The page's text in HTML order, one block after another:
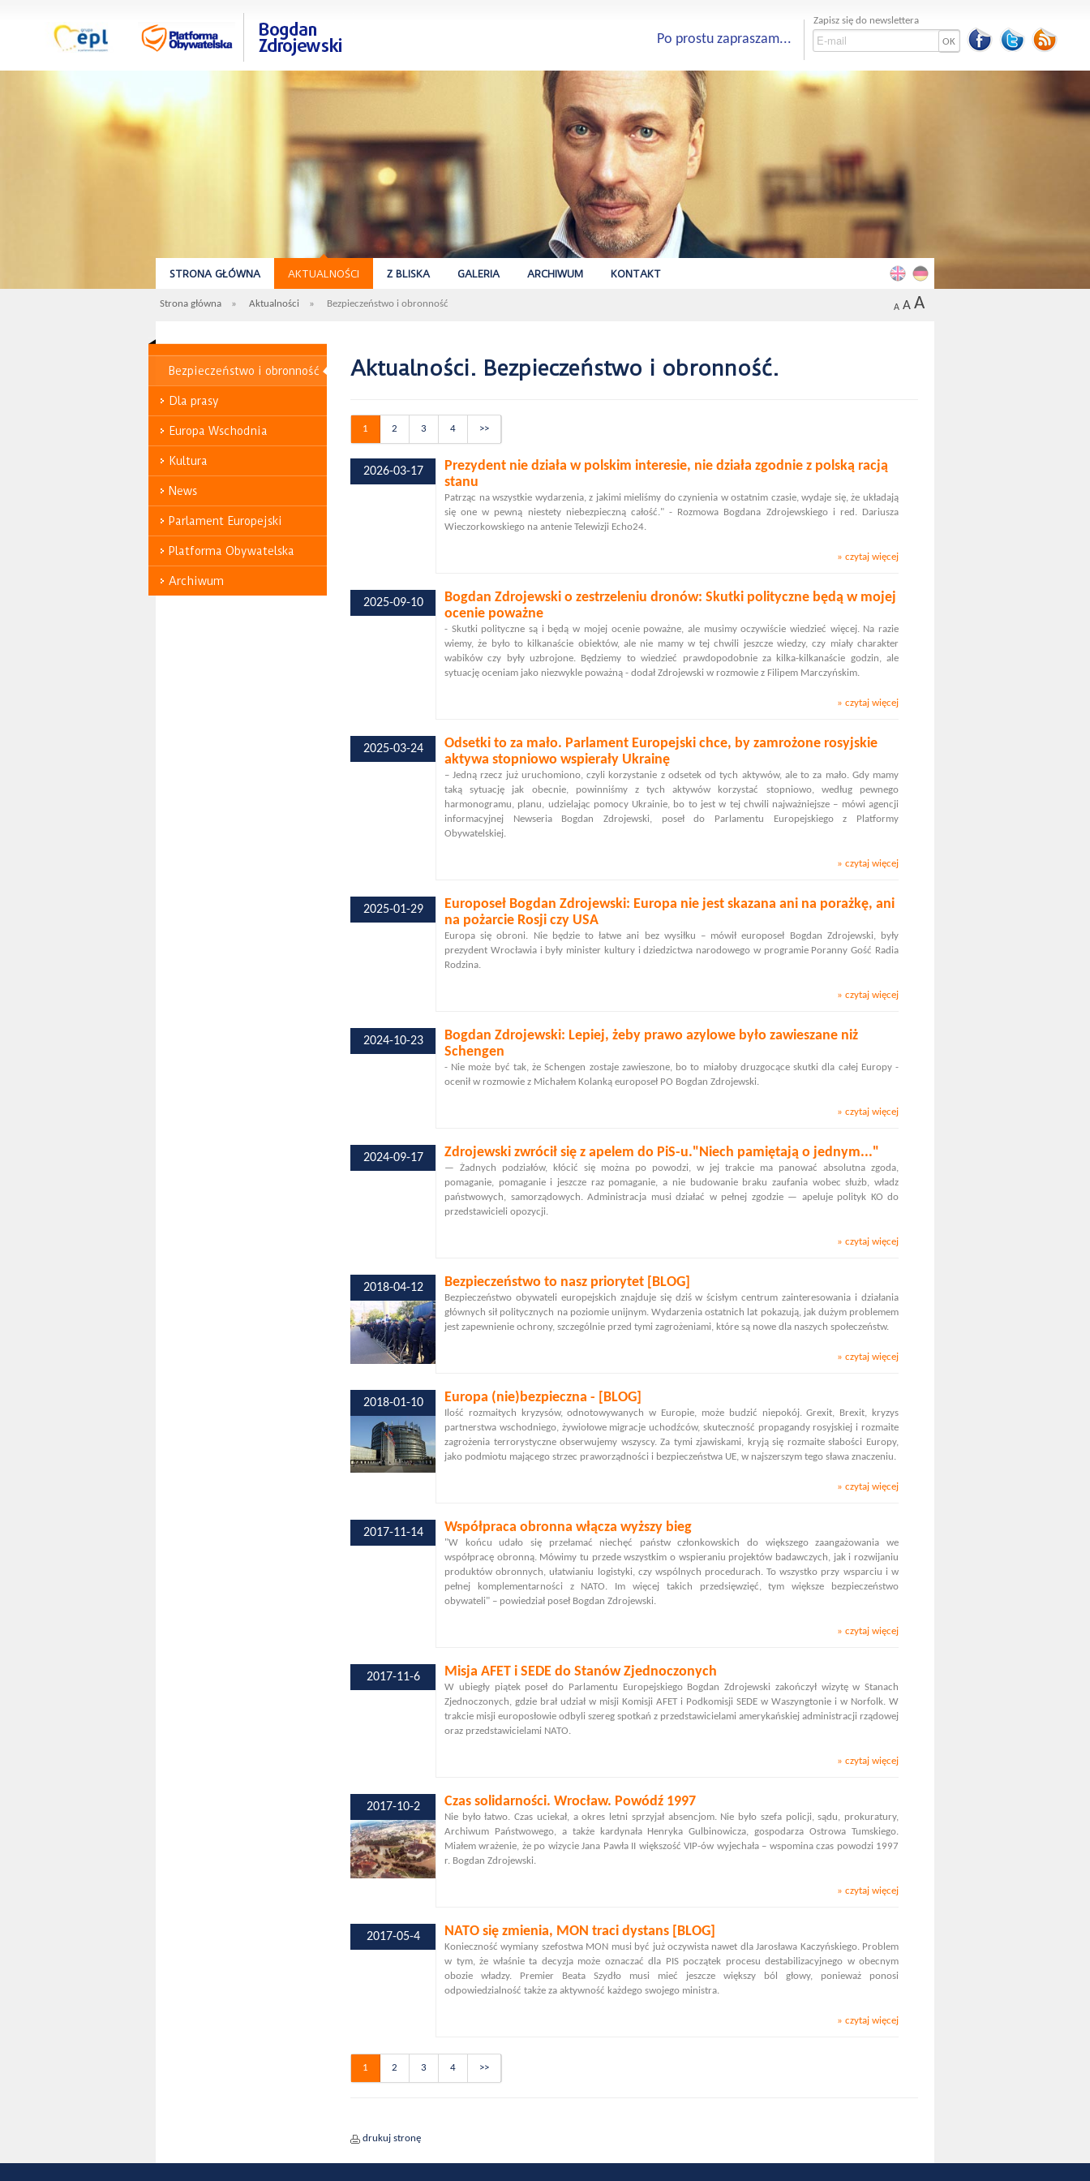
Zapisz się do newslettera
OK
Po prostu zapraszam...
STRONA GŁÓWNA AKTUALNOŚCI Z BLISKA GALERIA ARCHIWUM KONTAKT
Strona główna » Aktualności » Bezpieczeństwo i obronność A
A
A
Bezpieczeństwo i obronność
Dla prasy
Europa Wschodnia
Kultura
News
Parlament Europejski
Platforma Obywatelska
Archiwum
Aktualności. Bezpieczeństwo i obronność.
1 2 3 4 >>
2026-03-17
Prezydent nie działa w polskim interesie, nie działa zgodnie z polską racją
stanu
Patrząc na wszystkie wydarzenia, z jakimi mieliśmy do czynienia w ostatnim czasie, wydaje się, że układają
się one w pewną niestety niebezpieczną całość." - Rozmowa Bogdana Zdrojewskiego i red. Dariusza
Wieczorkowskiego na antenie Telewizji Echo24.
» czytaj więcej
2025-09-10
Bogdan Zdrojewski o zestrzeleniu dronów: Skutki polityczne będą w mojej
ocenie poważne
- Skutki polityczne są i będą w mojej ocenie poważne, ale musimy oczywiście wiedzieć więcej. Na razie
wiemy, że było to kilkanaście obiektów, ale nie mamy w tej chwili jeszcze wiedzy, czy miały charakter
wabików czy były uzbrojone. Będziemy to wiedzieć prawdopodobnie za kilka-kilkanaście godzin, ale
sytuację oceniam jako niezwykle poważną - dodał Zdrojewski w rozmowie z Filipem Marczyńskim.
» czytaj więcej
2025-03-24
Odsetki to za mało. Parlament Europejski chce, by zamrożone rosyjskie
aktywa stopniowo wspierały Ukrainę
– Jedną rzecz już uruchomiono, czyli korzystanie z odsetek od tych aktywów, ale to za mało. Gdy mamy
taką sytuację jak obecnie, powinniśmy z tych aktywów korzystać stopniowo, według pewnego
harmonogramu, planu, udzielając pomocy Ukrainie, bo to jest w tej chwili najważniejsze – mówi agencji
informacyjnej Newseria Bogdan Zdrojewski, poseł do Parlamentu Europejskiego z Platformy
Obywatelskiej.
» czytaj więcej
2025-01-29
Europoseł Bogdan Zdrojewski: Europa nie jest skazana ani na porażkę, ani
na pożarcie Rosji czy USA
Europa się obroni. Nie będzie to łatwe ani bez wysiłku – mówił europoseł Bogdan Zdrojewski, były
prezydent Wrocławia i były minister kultury i dziedzictwa narodowego w programie Poranny Gość Radia
Rodzina.
» czytaj więcej
2024-10-23
Bogdan Zdrojewski: Lepiej, żeby prawo azylowe było zawieszane niż
Schengen
- Nie może być tak, że Schengen zostaje zawieszone, bo to miałoby druzgocące skutki dla całej Europy -
ocenił w rozmowie z Michałem Kolanką europoseł PO Bogdan Zdrojewski.
» czytaj więcej
2024-09-17 Zdrojewski zwrócił się z apelem do PiS-u."Niech pamiętają o jednym..."
— Żadnych podziałów, kłócić się można po powodzi, w jej trakcie ma panować absolutna zgoda,
pomaganie, pomaganie i jeszcze raz pomaganie, a nie budowanie braku zaufania wobec służb, władz
państwowych, samorządowych. Administracja musi działać w pełnej zgodzie — apeluje polityk KO do
przedstawicieli opozycji.
» czytaj więcej
2018-04-12 Bezpieczeństwo to nasz priorytet [BLOG]
Bezpieczeństwo obywateli europejskich znajduje się dziś w ścisłym centrum zainteresowania i działania
głównych sił politycznych na poziomie unijnym. Wydarzenia ostatnich lat pokazują, jak dużym problemem
jest zapewnienie ochrony, szczególnie przed tymi zagrożeniami, które są nowe dla naszych społeczeństw.
» czytaj więcej
2018-01-10 Europa (nie)bezpieczna - [BLOG]
Ilość rozmaitych kryzysów, odnotowywanych w Europie, może budzić niepokój. Grexit, Brexit, kryzys
partnerstwa wschodniego, żywiołowe migracje uchodźców, skuteczność propagandy rosyjskiej i rozmaite
zagrożenia terrorystyczne obserwujemy wszyscy. Za tymi zjawiskami, kryją się rozmaite słabości Europy,
jako podmiotu mającego strzec praworządności i bezpieczeństwa UE, w najszerszym tego sława znaczeniu.
» czytaj więcej
2017-11-14 Współpraca obronna włącza wyższy bieg
"W końcu udało się przełamać niechęć państw członkowskich do większego zaangażowania we
współpracę obronną. Mówimy tu przede wszystkim o wspieraniu projektów badawczych, jak i rozwijaniu
produktów obronnych, ułatwianiu logistyki, czy wspólnych procedurach. To wszystko przy wsparciu i w
pełnej komplementarności z NATO. Im więcej takich przedsięwzięć, tym większe bezpieczeństwo
obywateli" – powiedział poseł Bogdan Zdrojewski.
» czytaj więcej
2017-11-6 Misja AFET i SEDE do Stanów Zjednoczonych
W ubiegły piątek poseł do Parlamentu Europejskiego Bogdan Zdrojewski zakończył wizytę w Stanach
Zjednoczonych, gdzie brał udział w misji Komisji AFET i Podkomisji SEDE w Waszyngtonie i w Norfolk. W
trakcie misji europosłowie odbyli szereg spotkań z przedstawicielami amerykańskiej administracji rządowej
oraz przedstawicielami NATO.
» czytaj więcej
2017-10-2 Czas solidarności. Wrocław. Powódź 1997
Nie było łatwo. Czas uciekał, a okres letni sprzyjał absencjom. Nie było szefa policji, sądu, prokuratury,
Archiwum Państwowego, a także kardynała Henryka Gulbinowicza, gospodarza Ostrowa Tumskiego.
Miałem wrażenie, że po wizycie Jana Pawła II większość VIP-ów wyjechała – wspomina czas powodzi 1997
r. Bogdan Zdrojewski.
» czytaj więcej
2017-05-4 NATO się zmienia, MON traci dystans [BLOG]
Konieczność wymiany szefostwa MON musi być już oczywista nawet dla Jarosława Kaczyńskiego. Problem
w tym, że właśnie ta decyzja może oznaczać dla PIS początek procesu destabilizacyjnego w obecnym
obozie władzy. Premier Beata Szydło musi mieć jeszcze większy ból głowy, ponieważ ponosi
odpowiedzialność także za aktywność każdego swojego ministra.
» czytaj więcej
1 2 3 4 >>
drukuj stronę